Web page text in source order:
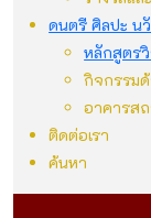
ดนตรี ศิลปะ น
หลักสูตร
กิจกรรม
อาคารส
ติดต่อเรา
ค้นหา